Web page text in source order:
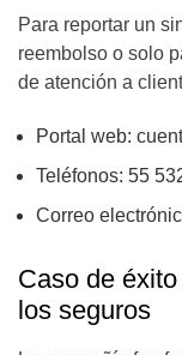
Para reportar un
reembolso o solo
de atención a
Portal web:
Teléfonos: 55
Correo
Caso de
los seguros